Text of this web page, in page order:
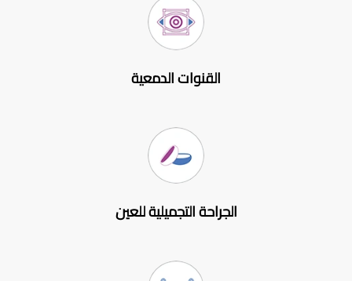
القنوات الدمعية
الجراحة التجميلية للعين